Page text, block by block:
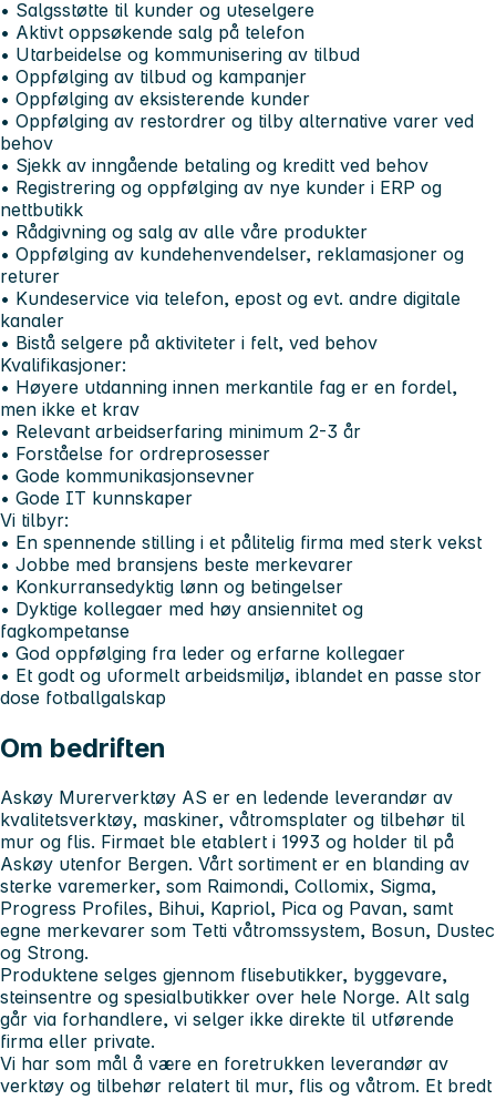
• Salgsstøtte til kunder og uteselgere
• Aktivt oppsøkende salg på telefon
• Utarbeidelse og kommunisering av tilbud
• Oppfølging av tilbud og kampanjer
• Oppfølging av eksisterende kunder
• Oppfølging av restordrer og tilby alternative varer ved
behov
• Sjekk av inngående betaling og kreditt ved behov
• Registrering og oppfølging av nye kunder i ERP og
nettbutikk
• Rådgivning og salg av alle våre produkter
• Oppfølging av kundehenvendelser, reklamasjoner og
returer
• Kundeservice via telefon, epost og evt. andre digitale
kanaler
• Bistå selgere på aktiviteter i felt, ved behov
Kvalifikasjoner:
• Høyere utdanning innen merkantile fag er en fordel,
men ikke et krav
• Relevant arbeidserfaring minimum 2-3 år
• Forståelse for ordreprosesser
• Gode kommunikasjonsevner
• Gode IT kunnskaper
Vi tilbyr:
• En spennende stilling i et pålitelig firma med sterk vekst
• Jobbe med bransjens beste merkevarer
• Konkurransedyktig lønn og betingelser
• Dyktige kollegaer med høy ansiennitet og
fagkompetanse
• God oppfølging fra leder og erfarne kollegaer
• Et godt og uformelt arbeidsmiljø, iblandet en passe stor
dose fotballgalskap
Om bedriften
Askøy Murerverktøy AS er en ledende leverandør av
kvalitetsverktøy, maskiner, våtromsplater og tilbehør til
mur og flis. Firmaet ble etablert i 1993 og holder til på
Askøy utenfor Bergen. Vårt sortiment er en blanding av
sterke varemerker, som Raimondi, Collomix, Sigma,
Progress Profiles, Bihui, Kapriol, Pica og Pavan, samt
egne merkevarer som Tetti våtromssystem, Bosun, Dustec
og Strong.
Produktene selges gjennom flisebutikker, byggevare,
steinsentre og spesialbutikker over hele Norge. Alt salg
går via forhandlere, vi selger ikke direkte til utførende
firma eller private.
Vi har som mål å være en foretrukken leverandør av
verktøy og tilbehør relatert til mur, flis og våtrom. Et bredt